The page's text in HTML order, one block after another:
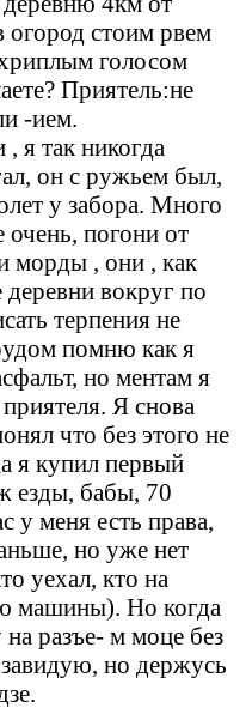
огород стоим рвем
голосом
Приятель:не
-ием.
я так никогда
он с ружьем был,
у забора. Много
очень, погони от
морды , они , как
вокруг по
терпения не
помню как я
но ментам я
Я снова
что без этого не
я купил первый
езды, бабы, 70
у меня есть права,
но уже нет
уехал, кто на
машины). Но когда
разъе- м моце без
но держусь